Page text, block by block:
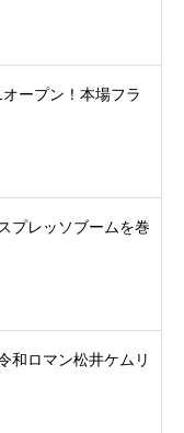
オープン！本場フラ
プレッソブームを巻
和ロマン松井ケムリ